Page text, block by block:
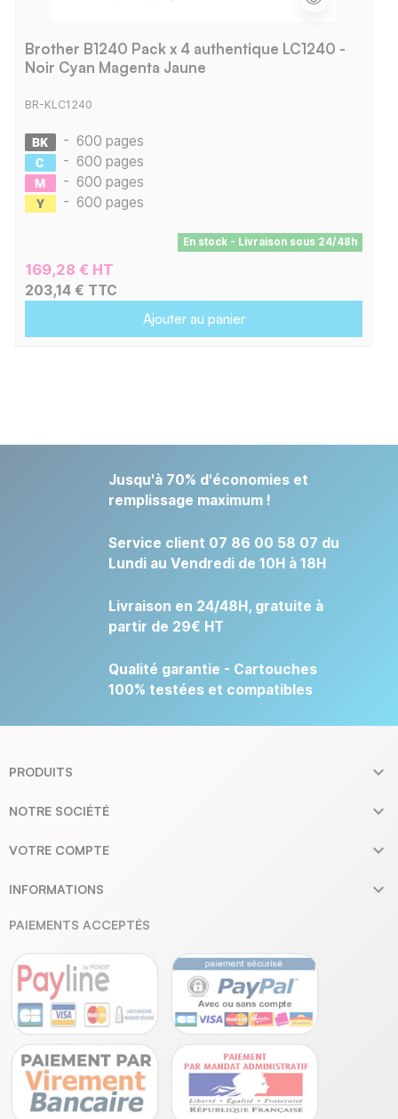
Brother B1240 Pack x 4 authentique LC1240 -
Noir Cyan Magenta Jaune
BR-KLC1240
- 600 pages
- 600 pages
- 600 pages
- 600 pages
En stock - Livraison sous 24/48h
169,28 € HT
203,14 € TTC
Ajouter au panier
Jusqu'à 70% d'économies et
remplissage maximum !
Service client 07 86 00 58 07 du
Lundi au Vendredi de 10H à 18H
Livraison en 24/48H, gratuite à
partir de 29€ HT
Qualité garantie - Cartouches
100% testées et compatibles
PRODUITS 
NOTRE SOCIÉTÉ 
VOTRE COMPTE 
INFORMATIONS 
PAIEMENTS ACCEPTÉS